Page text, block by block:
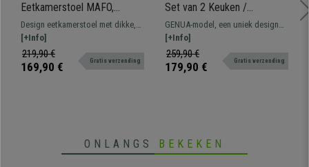
Eetkamerstoel MAFO,
Natuurlijke Houten Frame,
met Beige Stof
Design eetkamerstoel met dikke,
comfortabele vulling bekleed met
hoogwaardige stof.
[+Info]
219,90 €
169,90 € Gratis verzending
Set van 2 Keuken /
Eetkamerstoelen GENUA,
Draaibaar, Heel Comfortabel,
Zwart
GENUA-model, een uniek design
voor een onklopbare prijs. De
mooie lijnen van deze stoelen
geven een modern en verfijnd
[+Info]
259,90 €
179,90 € Gratis verzending
ONLANGS BEKEKEN